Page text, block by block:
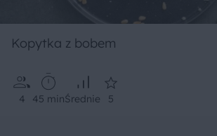
Kopytka z bobem
4 45 minŚrednie 5